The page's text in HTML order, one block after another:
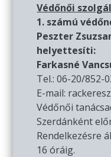
Védőnői
1. számú
Peszter
helyettesíti:
Farkasné
Tel.: 06-20/852-
E-mail:
Védőnői
Szerdánként
Rendelkezésre
16 óráig.